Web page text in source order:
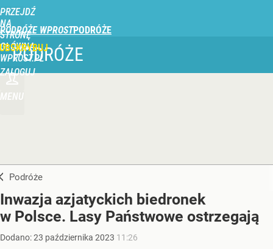
PRZEJDŹ
NA
STRONĘ
GŁÓWNĄ
WPROST.PL
PODRÓŻE WPROST
ZALOGUJ
MENU
PODRÓŻE
Podróże
Inwazja azjatyckich biedronek
w Polsce. Lasy Państwowe ostrzegają
Dodano:23 października 2023 11:26